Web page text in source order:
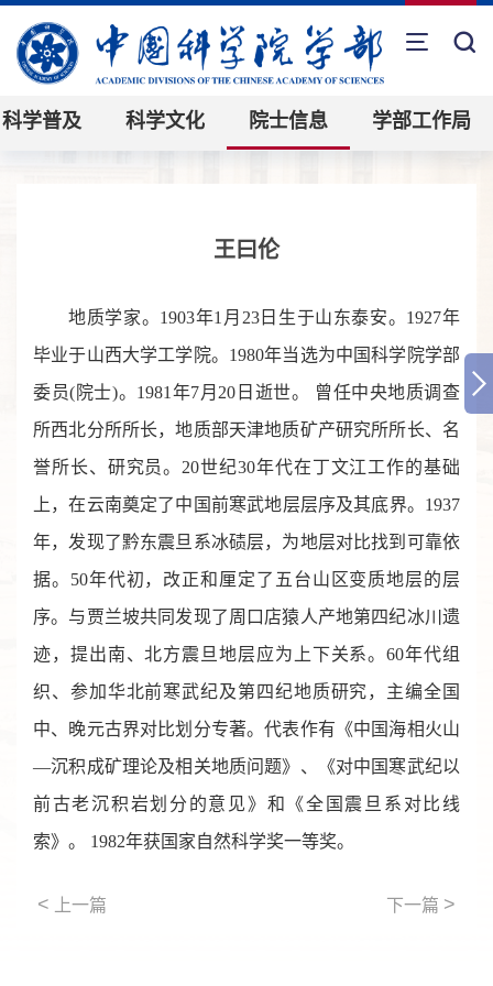
科学普及 科学文化 院士信息 学部工作局
王曰伦
地质学家。1903年1月23日生于山东泰安。1927年
毕业于山西大学工学院。1980年当选为中国科学院学部
委员(院士)。1981年7月20日逝世。 曾任中央地质调查
所西北分所所长，地质部天津地质矿产研究所所长、名
誉所长、研究员。20世纪30年代在丁文江工作的基础
上，在云南奠定了中国前寒武地层层序及其底界。1937
年，发现了黔东震旦系冰碛层，为地层对比找到可靠依
据。50年代初，改正和厘定了五台山区变质地层的层
序。与贾兰坡共同发现了周口店猿人产地第四纪冰川遗
迹，提出南、北方震旦地层应为上下关系。60年代组
织、参加华北前寒武纪及第四纪地质研究，主编全国
中、晚元古界对比划分专著。代表作有《中国海相火山
—沉积成矿理论及相关地质问题》、《对中国寒武纪以
前古老沉积岩划分的意见》和《全国震旦系对比线
索》。 1982年获国家自然科学奖一等奖。
< 上一篇 下一篇 >